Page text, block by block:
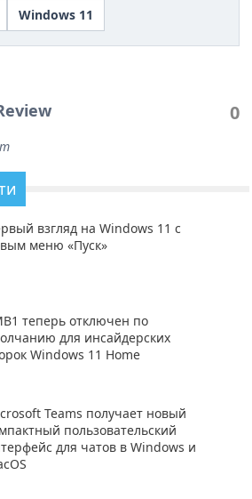
Windows 11
0
взгляд на Windows 11 с
меню «Пуск»
теперь отключен по
для инсайдерских
Windows 11 Home
Teams получает новый
пользовательский
для чатов в Windows и